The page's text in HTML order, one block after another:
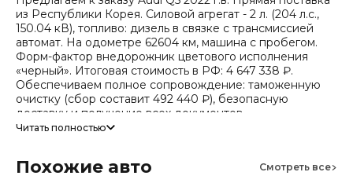
из Республики Корея. Силовой агрегат - 2 л. (204 л.с.,
150.04 кВ), топливо: дизель в связке с трансмиссией
автомат. На одометре 62604 км, машина с пробегом.
Форм-фактор внедорожник цветового исполнения
«черный». Итоговая стоимость в РФ: 4 647 338 ₽.
Обеспечиваем полное сопровождение: таможенную
очистку (сбор составит 492 440 ₽), безопасную
доставку и получение всех документов.
дефектовку и точные сроки логистики. Работаем и
Читать полностью
Похожие авто Смотреть все